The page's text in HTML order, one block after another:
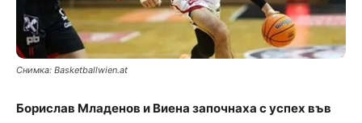
Снимка: Basketballwien.at
Борислав Младенов и Виена започнаха с успех във